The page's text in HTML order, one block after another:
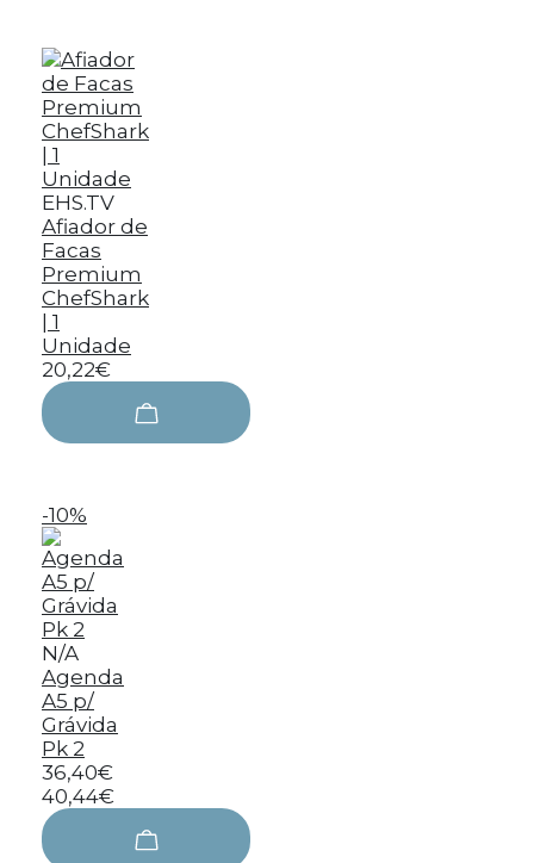
EHS.TV
Afiador de
Facas
Premium
ChefShark
| 1
Unidade
20,22€
-10%
N/A
Agenda
A5 p/
Grávida
Pk 2
36,40€
40,44€